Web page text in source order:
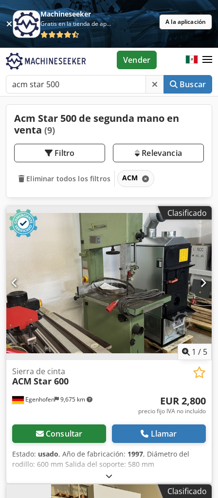
Machineseeker
Gratis en la tienda de aplicaciones A la aplicación
Buscar
Vender
Acm Star 500 de segunda mano en
venta (9)
Filtro Relevancia
Eliminar todos los filtros ACM
Clasificado
1 / 5
Egenhofen 9,675 km
Sierra de cinta
ACM Star 600
EUR 2,800
precio fijo IVA no incluído
Consultar Llamar
Estado: usado, Año de fabricación: 1997, Diámetro del
rodillo: 600 mm Salida del soporte: 580 mm
Dcedezqyxfopfx Alijk Profundidad de corte: Mesa
inclinable: sí Velocidad de la banda: Potencia del motor:
2,2 kW Freno del motor: sí / automático Conexión para el
Clasificado